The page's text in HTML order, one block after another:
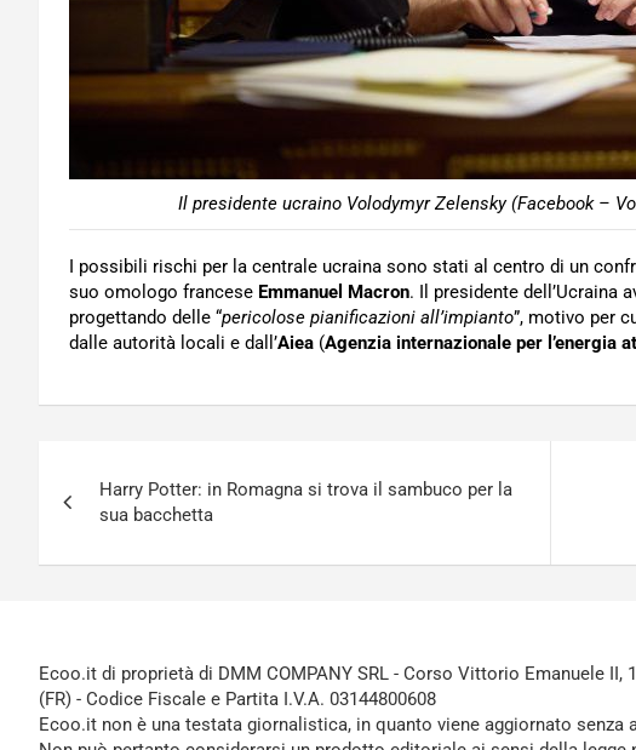
Il presidente ucraino Volodymyr Zelensky (Facebook –
I possibili rischi per la centrale ucraina sono stati al centro di un
suo omologo francese Emmanuel Macron. Il presidente dell’Ucraina
progettando delle “pericolose pianificazioni all’impianto”, motivo per
dalle autorità locali e dall’Aiea (Agenzia internazionale per l’energia
articoli
Harry Potter: in Romagna si trova il sambuco per la
sua bacchetta
Ecoo.it di proprietà di DMM COMPANY SRL - Corso Vittorio Emanuele II,
(FR) - Codice Fiscale e Partita I.V.A. 03144800608
Ecoo.it non è una testata giornalistica, in quanto viene aggiornato senza